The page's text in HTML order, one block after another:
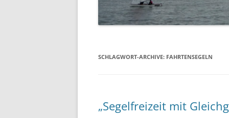
07.06.2014
SCHLAGWORT-ARCHIVE: FAHRTENSEGELN
„Segelfreizeit mit